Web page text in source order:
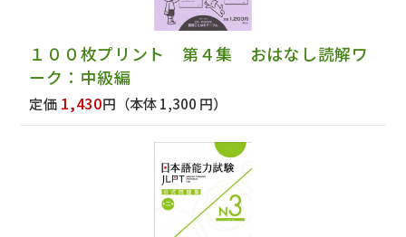
１００枚プリント 第４集 おはなし読解ワ
ーク：中級編
定価 1,430円 （本体 1,300 円）